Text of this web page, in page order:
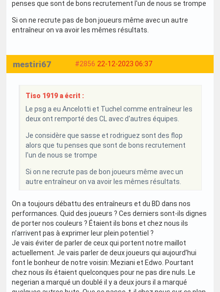
penses que sont de bons recrutement l'un de nous se trompe
Si on ne recrute pas de bon joueurs même avec un autre
entraîneur on va avoir les mêmes résultats.
#2856 22-12-2023 06:37
mestiri67
Tiso 1919 a écrit :
Le psg a eu Ancelotti et Tuchel comme entraîneur les
deux ont remporté des CL avec d'autres équipes.
Je considère que sasse et rodriguez sont des flop
alors que tu penses que sont de bons recrutement
l'un de nous se trompe
Si on ne recrute pas de bon joueurs même avec un
autre entraîneur on va avoir les mêmes résultats.
On a toujours débattu des entraîneurs et du BD dans nos
performances. Quid des joueurs ? Ces derniers sont-ils dignes
de porter nos couleurs ? Étaient ils bons et chez nous ils
n’arrivent pas à exprimer leur plein potentiel ?
Je vais éviter de parler de ceux qui portent notre maillot
actuellement. Je vais parler de deux joueurs qui aujourd’hui
font le bonheur de notre voisin: Meziani et Edwo. Pourtant
chez nous ils étaient quelconques pour ne pas dire nuls. Le
negerian a marqué un doublé il y a deux jours il a marqué